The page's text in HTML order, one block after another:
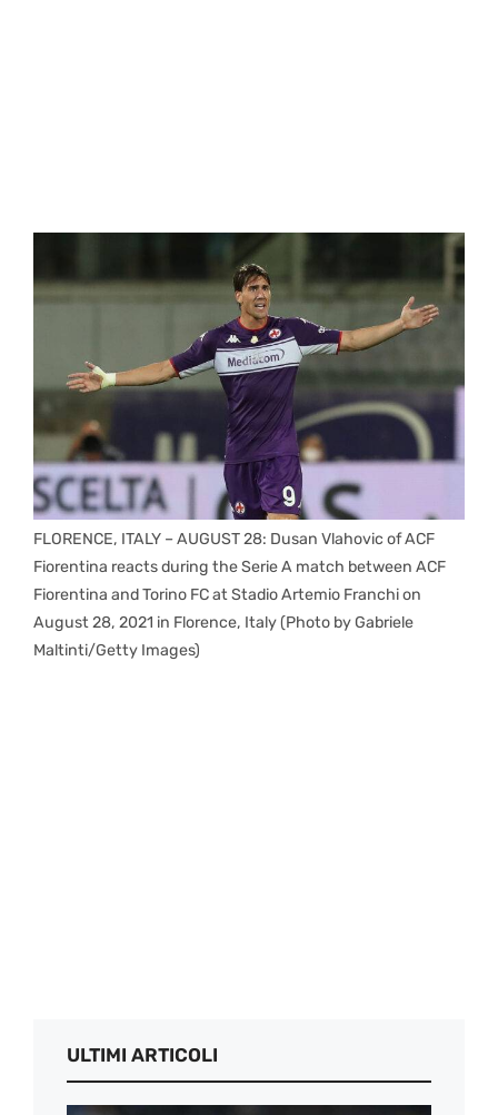
FLORENCE, ITALY – AUGUST 28: Dusan Vlahovic of ACF
Fiorentina reacts during the Serie A match between ACF
Fiorentina and Torino FC at Stadio Artemio Franchi on
August 28, 2021 in Florence, Italy (Photo by Gabriele
Maltinti/Getty Images)
ULTIMI ARTICOLI